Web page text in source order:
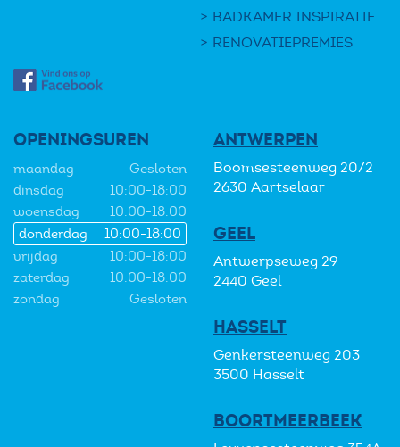
BADKAMER INSPIRATIE
RENOVATIEPREMIES
OPENINGSUREN
maandag
Gesloten
dinsdag
10:00-18:00
woensdag
10:00-18:00
donderdag
10:00-18:00
vrijdag
10:00-18:00
zaterdag
10:00-18:00
zondag
Gesloten
ANTWERPEN
Boomsesteenweg 20/2
2630 Aartselaar
GEEL
Antwerpseweg 29
2440 Geel
HASSELT
Genkersteenweg 203
3500 Hasselt
BOORTMEERBEEK